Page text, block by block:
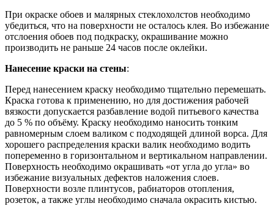
При окраске обоев и малярных стеклохолстов необходимо
убедиться, что на поверхности не осталось клея. Во избежание
отслоения обоев под подкраску, окрашивание можно
производить не раньше 24 часов после оклейки.
Нанесение краски на стены:
Перед нанесением краску необходимо тщательно перемешать.
Краска готова к применению, но для достижения рабочей
вязкости допускается разбавление водой питьевого качества
до 5 % по объёму. Краску необходимо наносить тонким
равномерным слоем валиком с подходящей длиной ворса. Для
хорошего распределения краски валик необходимо водить
попеременно в горизонтальном и вертикальном направлении.
Поверхность необходимо окрашивать «от угла до угла» во
избежание визуальных дефектов наложения слоев.
Поверхности возле плинтусов, рабиаторов отопления,
розеток, а также углы необходимо сначала окрасить кистью.